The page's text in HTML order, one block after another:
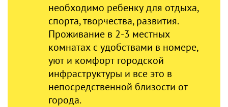
необходимо ребенку для отдыха,
спорта, творчества, развития.
Проживание в 2-3 местных
комнатах с удобствами в номере,
уют и комфорт городской
инфраструктуры и все это в
непосредственной близости от
города.